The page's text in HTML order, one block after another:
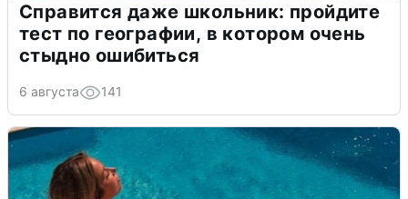
Справится даже школьник: пройдите
тест по географии, в котором очень
стыдно ошибиться
6 августа 141